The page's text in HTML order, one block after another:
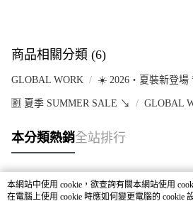
商品相關分類 (6)
GLOBAL WORK ☀️ 2026・夏裝新登場
🈹 夏季 SUMMER SALE ↘️ GLOBAL
本分類熱銷全站排行
熱門標籤
本網站中使用 cookie，欲查詢有關本網站使用
在電腦上使用 cookie 時應如何變更電腦的 cookie